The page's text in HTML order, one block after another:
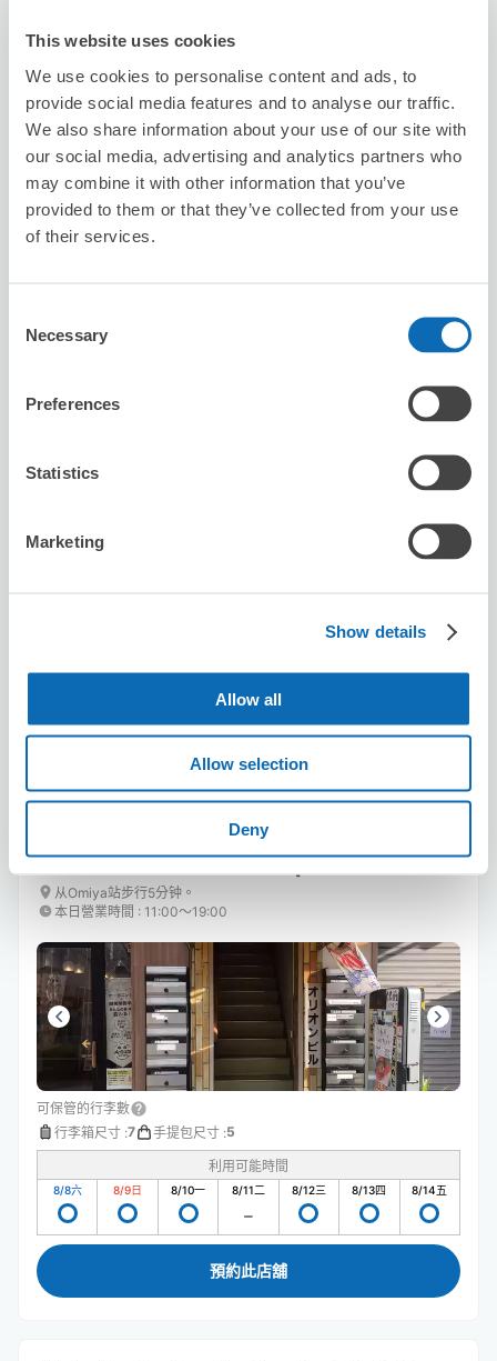
This website uses cookies
We use cookies to personalise content and ads, to
provide social media features and to analyse our traffic.
We also share information about your use of our site with
our social media, advertising and analytics partners who
may combine it with other information that you’ve
provided to them or that they’ve collected from your use
of their services.
Selection
Necessary
Preferences
Statistics
Marketing
Show details
Allow all
Allow selection
Deny
行李箱尺寸:60 手提包尺寸:0
預約此店舖
Karaoke Manekineko Omiya Nishi-
本日營業時間
預約此店舖
FLAT OOMIYA iPhone repair
从Omiya站步行5分钟。
本日營業時間 : 11:00〜19:00
可保管的行李數
行李箱尺寸 :7 手提包尺寸 :5
利用可能時間
8/8六 8/9日 8/10一 8/11二 8/12三 8/13四 8/14五
預約此店舖